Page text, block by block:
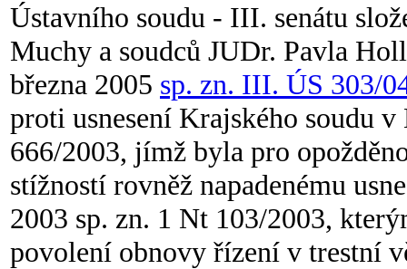
Ústavního soudu - III. senátu
Muchy a soudců JUDr. Pavla
března 2005 sp. zn. III. ÚS 303/
proti usnesení Krajského soudu
666/2003, jímž byla pro
stížností rovněž napadenému
2003 sp. zn. 1 Nt 103/2003,
povolení obnovy řízení v trestní